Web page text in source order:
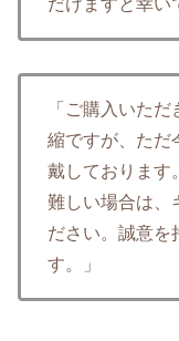
だけますと幸い
「ご購入いた
縮ですが、ただ
戴しております
難しい場合は、
ださい。誠意を
す。」